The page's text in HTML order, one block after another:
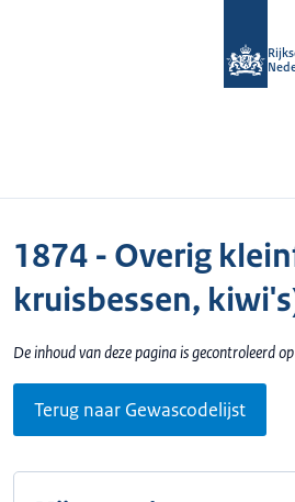
1874 - Overig
kruisbessen,
De inhoud van deze pagina is gecontroleerd
Terug naar Gewascodelijst